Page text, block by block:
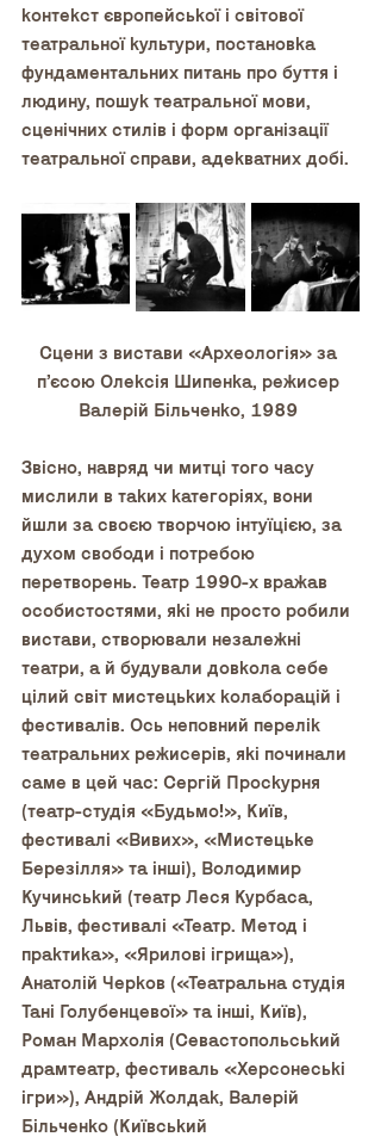
контекст європейської і світової
театральної культури, постановка
фундаментальних питань про буття і
людину, пошук театральної мови,
сценічних стилів і форм організації
театральної справи, адекватних добі.
Сцени з вистави «Археологія» за
п’єсою Олексія Шипенка, режисер
Валерій Більченко, 1989
Звісно, навряд чи митці того часу
мислили в таких категоріях, вони
йшли за своєю творчою інтуїцією, за
духом свободи і потребою
перетворень. Театр 1990-х вражав
особистостями, які не просто робили
вистави, створювали незалежні
театри, а й будували довкола себе
цілий світ мистецьких колаборацій і
фестивалів. Ось неповний перелік
театральних режисерів, які починали
саме в цей час: Сергій Проскурня
(театр-студія «Будьмо!», Київ,
фестивалі «Вивих», «Мистецьке
Березілля» та інші), Володимир
Кучинський (театр Леся Курбаса,
Львів, фестивалі «Театр. Метод і
практика», «Ярилові ігрища»),
Анатолій Черков («Театральна студія
Тані Голубенцевої» та інші, Київ),
Роман Мархолія (Севастопольський
драмтеатр, фестиваль «Херсонеські
ігри»), Андрій Жолдак, Валерій
Більченко (Київський